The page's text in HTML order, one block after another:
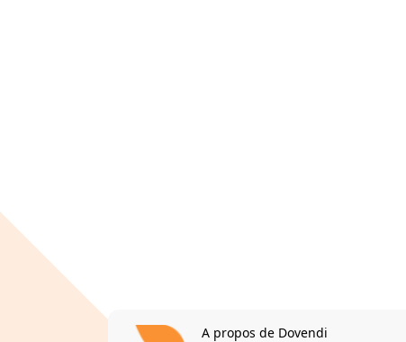
A propos de Dovendi